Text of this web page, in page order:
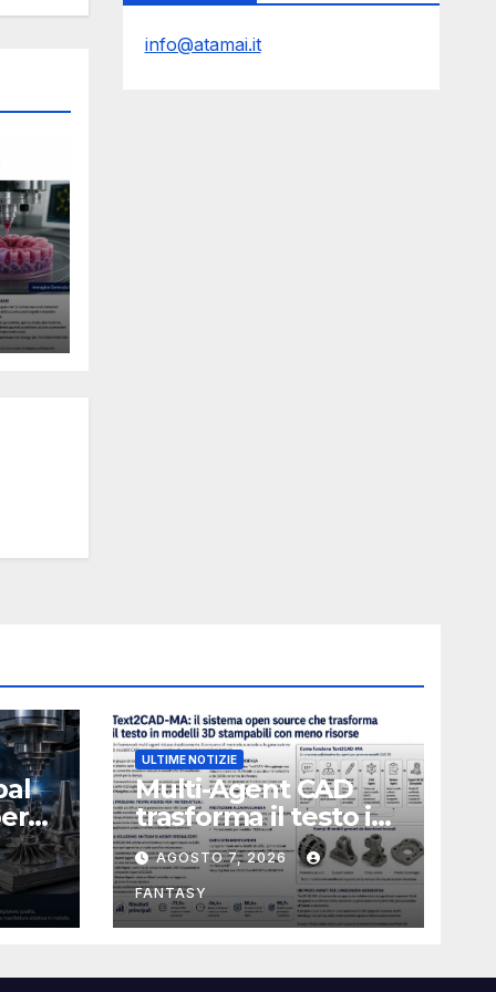
e
info@atamai.it
ULTIME NOTIZIE
Multi-Agent CAD
trasforma il testo in
CAD usando 116
volte meno token
AGOSTO 7, 2026
FANTASY